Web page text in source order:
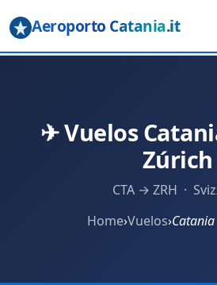
Aeroporto Catania.it
✈ Vuelos
Zúrich
CTA → ZRH ·
Home›Vuelos›